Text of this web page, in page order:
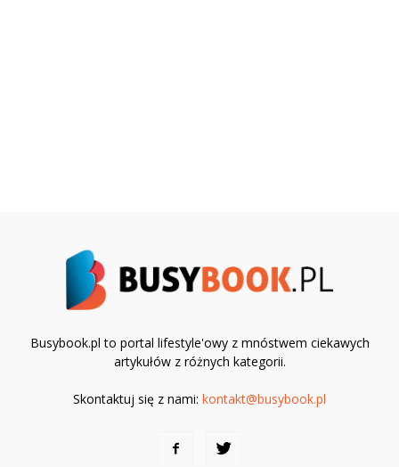
Busybook.pl to portal lifestyle'owy z mnóstwem ciekawych
artykułów z różnych kategorii.
Skontaktuj się z nami: kontakt@busybook.pl